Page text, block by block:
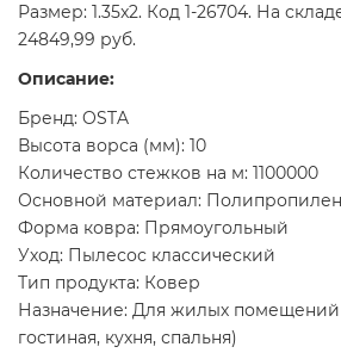
Размер: 1.35x2. Код 1-26704. На
24849,99 руб.
Описание:
Бренд: OSTA
Высота ворса (мм): 10
Количество стежков на м: 1100000
Основной материал: Полипропилен
Форма ковра: Прямоугольный
Уход: Пылесос классический
Тип продукта: Ковер
Назначение: Для жилых помещений
гостиная, кухня, спальня)